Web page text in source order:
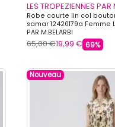
LES TROPEZIENNES PAR
Robe courte lin col
samar 12420179a Femme
PAR M.BELARBI
65,00 €19,99 € 69%
Nouveau